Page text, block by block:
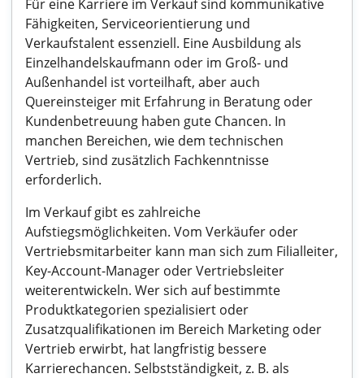
Für eine Karriere im Verkauf sind kommunikative
Fähigkeiten, Serviceorientierung und
Verkaufstalent essenziell. Eine Ausbildung als
Einzelhandelskaufmann oder im Groß- und
Außenhandel ist vorteilhaft, aber auch
Quereinsteiger mit Erfahrung in Beratung oder
Kundenbetreuung haben gute Chancen. In
manchen Bereichen, wie dem technischen
Vertrieb, sind zusätzlich Fachkenntnisse
erforderlich.
Im Verkauf gibt es zahlreiche
Aufstiegsmöglichkeiten. Vom Verkäufer oder
Vertriebsmitarbeiter kann man sich zum Filialleiter,
Key-Account-Manager oder Vertriebsleiter
weiterentwickeln. Wer sich auf bestimmte
Produktkategorien spezialisiert oder
Zusatzqualifikationen im Bereich Marketing oder
Vertrieb erwirbt, hat langfristig bessere
Karrierechancen. Selbstständigkeit, z. B. als